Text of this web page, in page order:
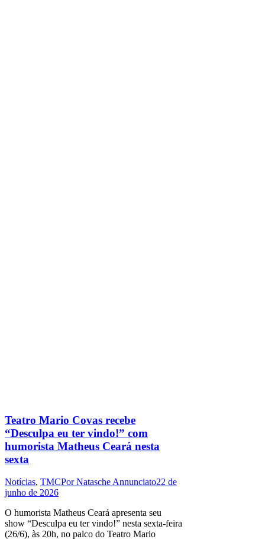
Teatro Mario Covas recebe
“Desculpa eu ter vindo!” com
humorista Matheus Ceará nesta
sexta
Notícias, TMCPorNatasche Annunciato22 de
junho de 2026
O humorista Matheus Ceará apresenta seu
show “Desculpa eu ter vindo!” nesta sexta-feira
(26/6), às 20h, no palco do Teatro Mario